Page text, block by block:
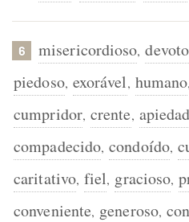
6 misericordioso, devoto
piedoso, exorável, humano,
cumpridor, crente,
compadecido, condoído,
caritativo, fiel, gracioso,
conveniente, generoso,